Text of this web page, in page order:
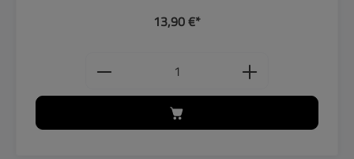
13,90 €*
Produkt Anzahl: Gib den